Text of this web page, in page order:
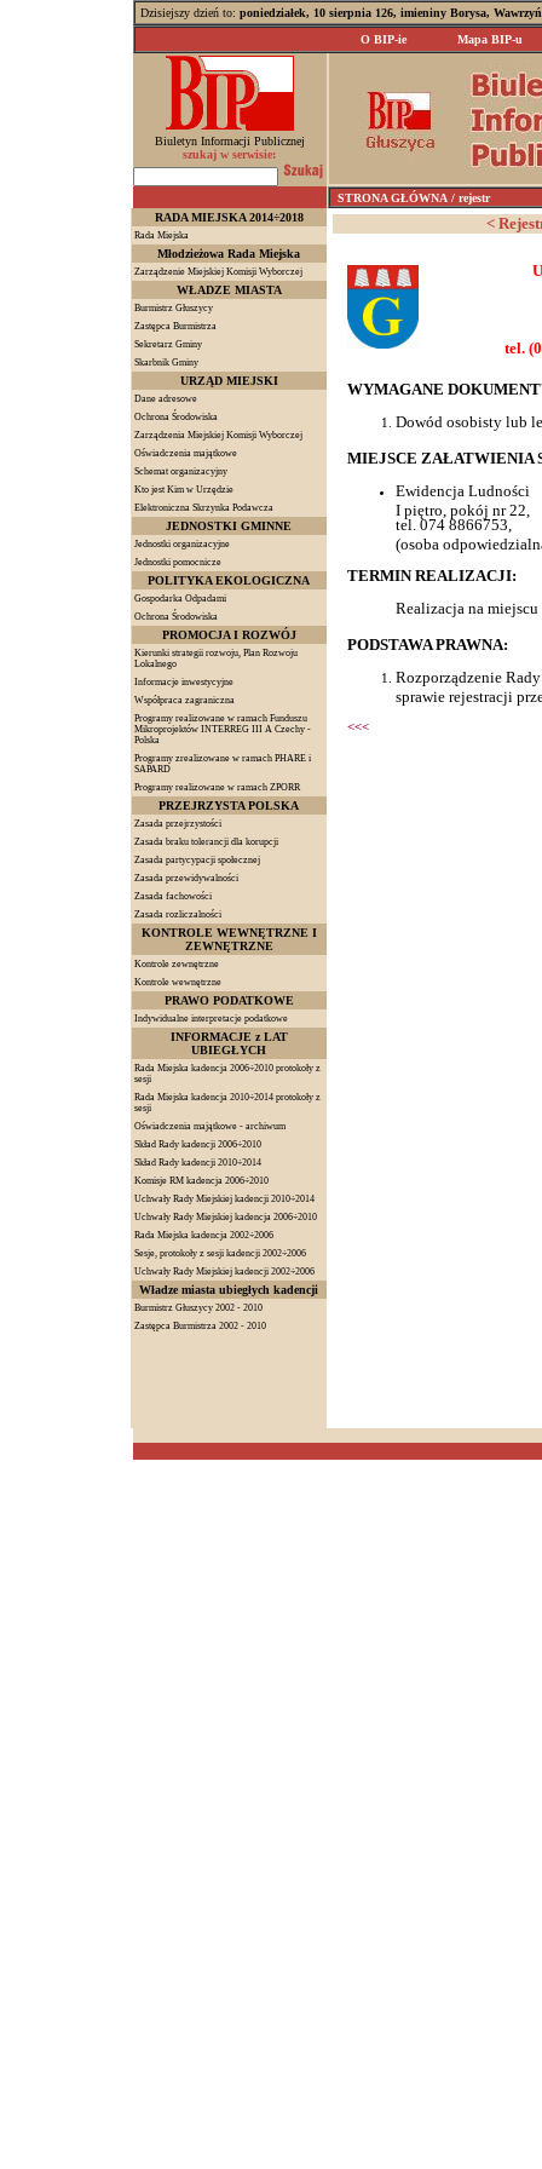
Dzisiejszy dzień to: poniedziałek, 10 sierpnia 126, imieniny Borysa,
O BIP-ie
Mapa BIP-u
Biuletyn Informacji Publicznej
szukaj w serwisie:
STRONA GŁÓWNA / rejestr
RADA MIEJSKA 2014÷2018
Rada Miejska
Młodzieżowa Rada Miejska
Zarządzenie Miejskiej Komisji Wyborczej
WŁADZE MIASTA
Burmistrz Głuszycy
Zastępca Burmistrza
Sekretarz Gminy
Skarbnik Gminy
URZĄD MIEJSKI
Dane adresowe
Ochrona Środowiska
Zarządzenia Miejskiej Komisji Wyborczej
Oświadczenia majątkowe
Schemat organizacyjny
Kto jest Kim w Urzędzie
Elektroniczna Skrzynka Podawcza
JEDNOSTKI GMINNE
Jednostki organizacyjne
Jednostki pomocnicze
POLITYKA EKOLOGICZNA
Gospodarka Odpadami
Ochrona Środowiska
PROMOCJA I ROZWÓJ
Kierunki strategii rozwoju, Plan Rozwoju
Lokalnego
Informacje inwestycyjne
Współpraca zagraniczna
Programy realizowane w ramach Funduszu
Mikroprojektów INTERREG III A Czechy -
Polska
Programy zrealizowane w ramach PHARE i
SAPARD
Programy realizowane w ramach ZPORR
PRZEJRZYSTA POLSKA
Zasada przejrzystości
Zasada braku tolerancji dla korupcji
Zasada partycypacji społecznej
Zasada przewidywalności
Zasada fachowości
Zasada rozliczalności
KONTROLE WEWNĘTRZNE I
ZEWNĘTRZNE
Kontrole zewnętrzne
Kontrole wewnętrzne
PRAWO PODATKOWE
Indywidualne interpretacje podatkowe
INFORMACJE z LAT
UBIEGŁYCH
Rada Miejska kadencja 2006÷2010 protokoły z
sesji
Rada Miejska kadencja 2010÷2014 protokoły z
sesji
Oświadczenia majątkowe - archiwum
Skład Rady kadencji 2006÷2010
Skład Rady kadencji 2010÷2014
Komisje RM kadencja 2006÷2010
Uchwały Rady Miejskiej kadencji 2010÷2014
Uchwały Rady Miejskiej kadencja 2006÷2010
Rada Miejska kadencja 2002÷2006
Sesje, protokoły z sesji kadencji 2002÷2006
Uchwały Rady Miejskiej kadencji 2002÷2006
Władze miasta ubiegłych kadencji
Burmistrz Głuszycy 2002 - 2010
Zastępca Burmistrza 2002 - 2010
<
tel.
WYMAGANE
Dowód osobisty lub
MIEJSCE ZAŁATWIENIA
Ewidencja Ludności
I piętro, pokój nr 22,
tel. 074 8866753,
(osoba
TERMIN REALIZACJI:
Realizacja na
PODSTAWA PRAWNA:
Rozporządzenie
sprawie rejestracji
<<<